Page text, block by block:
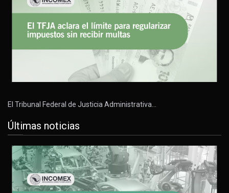
El Tribunal Federal de Justicia Administrativa…
Últimas noticias